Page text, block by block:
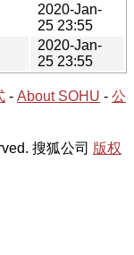
2020-Jan-
25 23:55
2020-Jan-
25 23:55
- About SOHU - 公
搜狐公司 版权